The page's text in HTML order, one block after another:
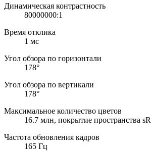
Динамическая контрастность
80000000:1
Время отклика
1 мс
Угол обзора по горизонтали
178°
Угол обзора по вертикали
178°
Максимальное количество цветов
16.7 млн, покрытие пространства
Частота обновления кадров
165 Гц